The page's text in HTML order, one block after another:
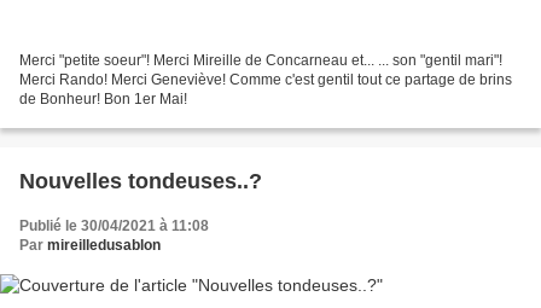
Merci "petite soeur"! Merci Mireille de Concarneau et... ... son "gentil mari"!
Merci Rando! Merci Geneviève! Comme c'est gentil tout ce partage de brins
de Bonheur! Bon 1er Mai!
Nouvelles tondeuses..?
Publié le 30/04/2021 à 11:08
Par mireilledusablon